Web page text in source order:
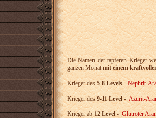
Die Namen der tapferen Krieger
ganzen Monatmit einem
Krieger des5-8 Levels-Nephrit-
Krieger des9-11 Level-Azurit-
Krieger ab 12 Level-Glutroter